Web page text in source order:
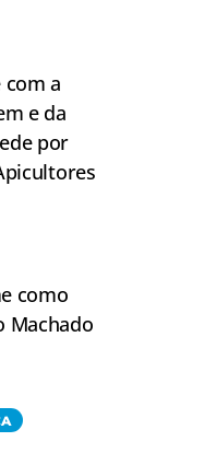
com a
e da
por
como
Machado